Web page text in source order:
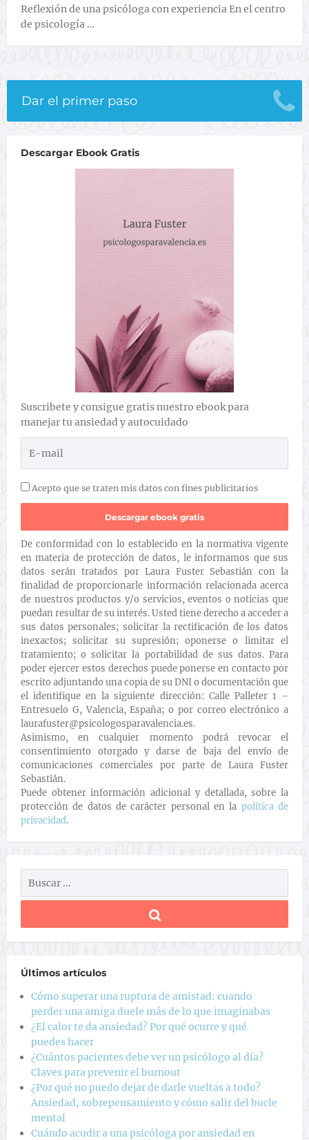
Reflexión de una psicóloga con experiencia En el centro
de psicología …
Dar el primer paso
Descargar Ebook Gratis
Suscribete y consigue gratis nuestro ebook para
manejar tu ansiedad y autocuidado
Acepto que se traten mis datos con fines publicitarios
De conformidad con lo establecido en la normativa vigente
en materia de protección de datos, le informamos que sus
datos serán tratados por Laura Fuster Sebastián con la
finalidad de proporcionarle información relacionada acerca
de nuestros productos y/o servicios, eventos o noticias que
puedan resultar de su interés. Usted tiene derecho a acceder a
sus datos personales; solicitar la rectificación de los datos
inexactos; solicitar su supresión; oponerse o limitar el
tratamiento; o solicitar la portabilidad de sus datos. Para
poder ejercer estos derechos puede ponerse en contacto por
escrito adjuntando una copia de su DNI o documentación que
el identifique en la siguiente dirección: Calle Palleter 1 –
Entresuelo G, Valencia, España; o por correo electrónico a
laurafuster@psicologosparavalencia.es.
Asimismo, en cualquier momento podrá revocar el
consentimiento otorgado y darse de baja del envío de
comunicaciones comerciales por parte de Laura Fuster
Sebastián.
Puede obtener información adicional y detallada, sobre la
protección de datos de carácter personal en la política de
privacidad.
Últimos artículos
Cómo superar una ruptura de amistad: cuando
perder una amiga duele más de lo que imaginabas
¿El calor te da ansiedad? Por qué ocurre y qué
puedes hacer
¿Cuántos pacientes debe ver un psicólogo al día?
Claves para prevenir el burnout
¿Por qué no puedo dejar de darle vueltas a todo?
Ansiedad, sobrepensamiento y cómo salir del bucle
mental
Cuándo acudir a una psicóloga por ansiedad en